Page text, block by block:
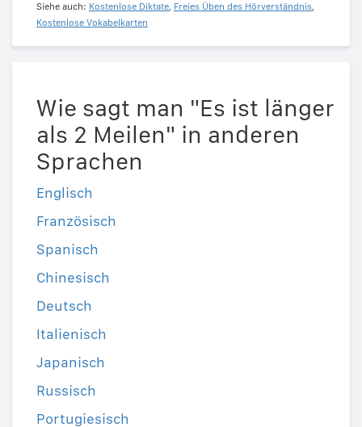
Siehe auch: Kostenlose Diktate, Freies Üben des Hörverständnis,
Kostenlose Vokabelkarten
Wie sagt man "Es ist länger
als 2 Meilen" in anderen
Sprachen
Englisch
Französisch
Spanisch
Chinesisch
Deutsch
Italienisch
Japanisch
Russisch
Portugiesisch